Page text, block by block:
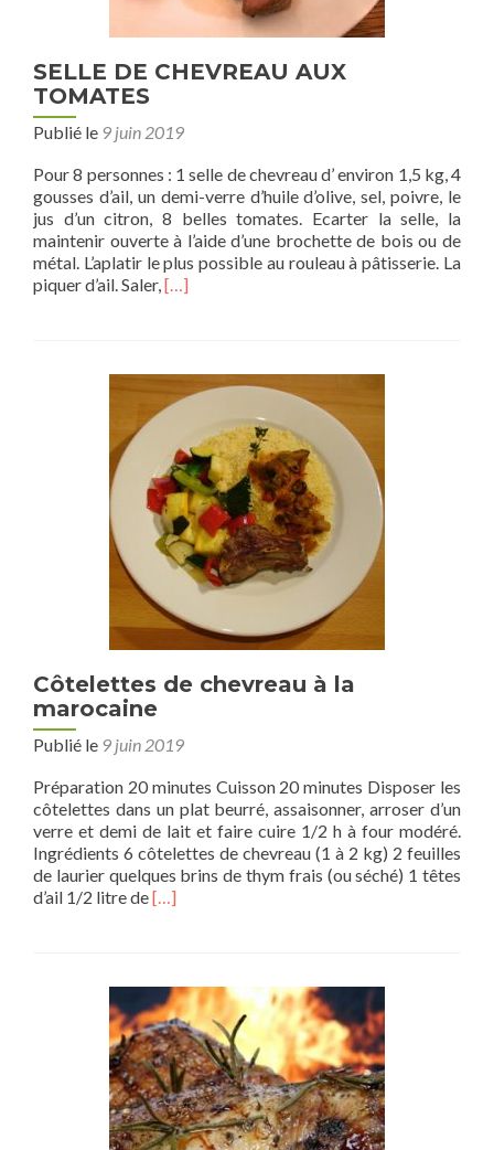
SELLE DE CHEVREAU AUX
TOMATES
Publié le 9 juin 2019
Pour 8 personnes : 1 selle de chevreau d’ environ 1,5 kg, 4
gousses d’ail, un demi-verre d’huile d’olive, sel, poivre, le
jus d’un citron, 8 belles tomates. Ecarter la selle, la
maintenir ouverte à l’aide d’une brochette de bois ou de
métal. L’aplatir le plus possible au rouleau à pâtisserie. La
piquer d’ail. Saler,En
SELLE
DE
CHEVREAU
TOMATES
[…]
Côtelettes de chevreau à la
marocaine
Publié le 9 juin 2019
Préparation 20 minutes Cuisson 20 minutes Disposer les
côtelettes dans un plat beurré, assaisonner, arroser d’un
verre et demi de lait et faire cuire 1/2 h à four modéré.
Ingrédients 6 côtelettes de chevreau (1 à 2 kg) 2 feuilles
de laurier quelques brins de thym frais (ou séché) 1 têtes
d’ail 1/2 litre deEn
Côtelettes
de
chevreau
à
la
marocaine
[…]